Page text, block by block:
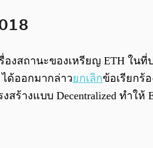
องสถานะของเหรียญ ETH ใน
ด้ออกมากล่าวยกเลิกข้อเรียกร้
สร้างแบบ Decentralized ทำใ